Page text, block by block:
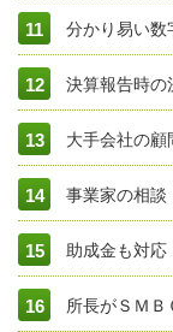
分かり易い数
決算報告時の
大手会社の顧
事業家の相談
助成金も対応
所長がＳＭＢ